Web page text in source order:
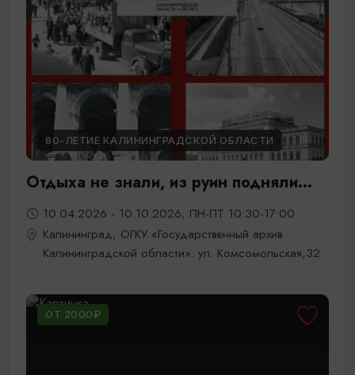
80-ЛЕТИЕ КАЛИНИНГРАДСКОЙ ОБЛАСТИ
Отдыха не знали, из руин подняли...
10.04.2026 - 10.10.2026, ПН-ПТ 10:30-17:00
Калининград, ОГКУ «Государственный архив
Калининградской области»: ул. Комсомольская,32.
ОТ 2000₽